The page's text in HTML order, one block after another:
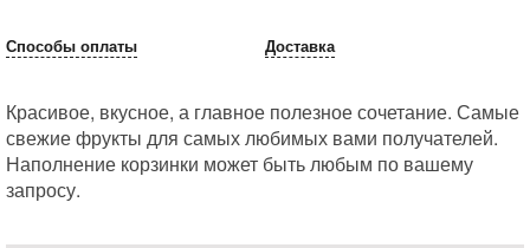
Способы оплаты Доставка
Красивое, вкусное, а главное полезное сочетание. Самые
свежие фрукты для самых любимых вами получателей.
Наполнение корзинки может быть любым по вашему
запросу.